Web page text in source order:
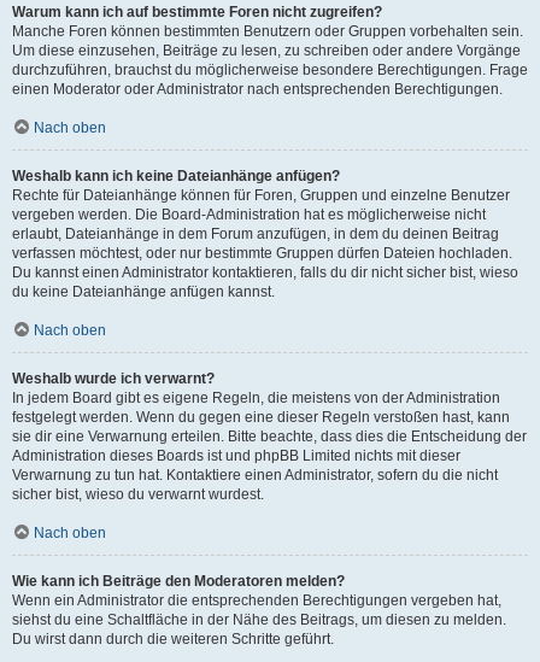
Warum kann ich auf bestimmte Foren nicht zugreifen?
Manche Foren können bestimmten Benutzern oder Gruppen vorbehalten sein.
Um diese einzusehen, Beiträge zu lesen, zu schreiben oder andere Vorgänge
durchzuführen, brauchst du möglicherweise besondere Berechtigungen. Frage
einen Moderator oder Administrator nach entsprechenden Berechtigungen.
Nach oben
Weshalb kann ich keine Dateianhänge anfügen?
Rechte für Dateianhänge können für Foren, Gruppen und einzelne Benutzer
vergeben werden. Die Board-Administration hat es möglicherweise nicht
erlaubt, Dateianhänge in dem Forum anzufügen, in dem du deinen Beitrag
verfassen möchtest, oder nur bestimmte Gruppen dürfen Dateien hochladen.
Du kannst einen Administrator kontaktieren, falls du dir nicht sicher bist, wieso
du keine Dateianhänge anfügen kannst.
Nach oben
Weshalb wurde ich verwarnt?
In jedem Board gibt es eigene Regeln, die meistens von der Administration
festgelegt werden. Wenn du gegen eine dieser Regeln verstoßen hast, kann
sie dir eine Verwarnung erteilen. Bitte beachte, dass dies die Entscheidung der
Administration dieses Boards ist und phpBB Limited nichts mit dieser
Verwarnung zu tun hat. Kontaktiere einen Administrator, sofern du die nicht
sicher bist, wieso du verwarnt wurdest.
Nach oben
Wie kann ich Beiträge den Moderatoren melden?
Wenn ein Administrator die entsprechenden Berechtigungen vergeben hat,
siehst du eine Schaltfläche in der Nähe des Beitrags, um diesen zu melden.
Du wirst dann durch die weiteren Schritte geführt.